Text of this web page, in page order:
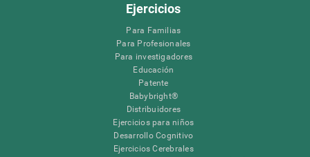
Ejercicios
Para Familias
Para Profesionales
Para investigadores
Educación
Patente
Babybright®
Distribuidores
Ejercicios para niños
Desarrollo Cognitivo
Ejercicios Cerebrales